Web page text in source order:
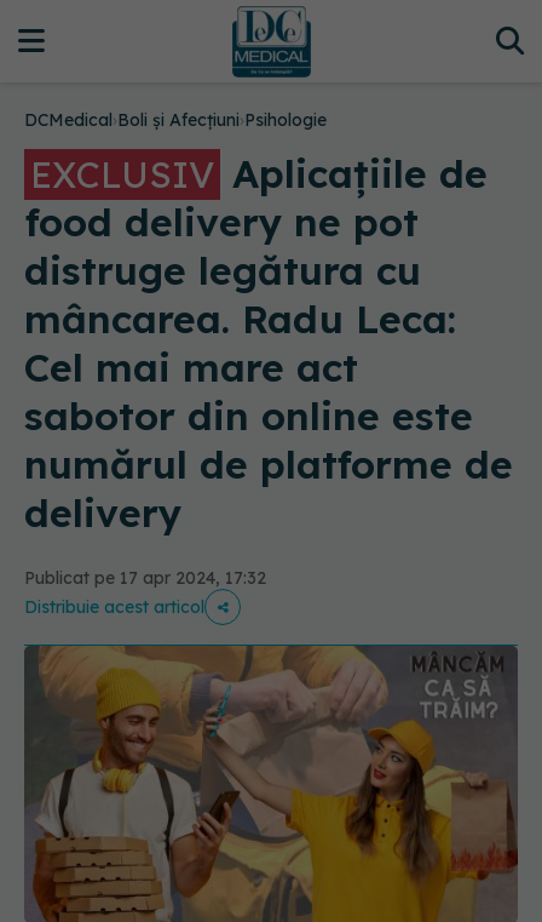
DCMedical›Boli și Afecțiuni›Psihologie
EXCLUSIV Aplicațiile de
food delivery ne pot
distruge legătura cu
mâncarea. Radu Leca:
Cel mai mare act
sabotor din online este
numărul de platforme de
delivery
Publicat pe 17 apr 2024, 17:32
Distribuie acest articol